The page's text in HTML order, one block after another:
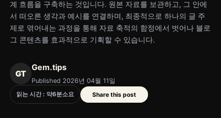
계 흐름을 구축하는 것입니다. 원본 자료를 보관하고, 그 안에
서 떠오른 생각과 예시를 연결하며, 최종적으로 하나의 글 주
제로 엮어내는 과정을 통해 자료 축적의 함정에서 벗어나 블로
그 콘텐츠를 효과적으로 기획할 수 있습니다.
GT
Gem.tips
Published 2026년 04월 11일
읽는 시간 : 약6분소요 Share this post